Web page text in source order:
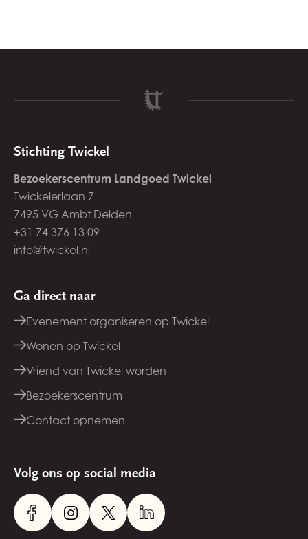
Stichting Twickel
Bezoekerscentrum Landgoed Twickel
Twickelerlaan 7
7495 VG Ambt Delden
+31 74 376 13 09
info@twickel.nl
Ga direct naar
Evenement organiseren op Twickel
Wonen op Twickel
Vriend van Twickel worden
Bezoekerscentrum
Contact opnemen
Volg ons op social media